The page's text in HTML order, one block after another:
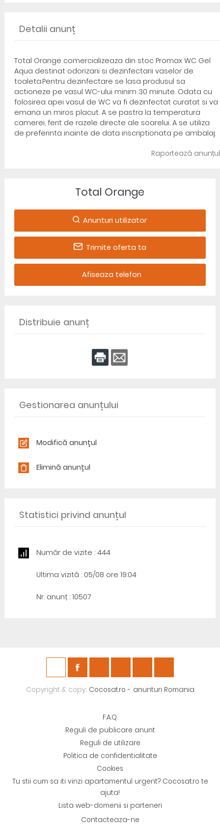
Detalii anunț
Total Orange comercializeaza din stoc Promax WC Gel
Aqua destinat odorizarii si dezinfectarii vaselor de
toaleta.Pentru dezinfectare se lasa produsul sa
actioneze pe vasul WC-ului minim 30 minute. Odata cu
folosirea apei vasul de WC va fi dezinfectat curatat si va
emana un miros placut. A se pastra la temperatura
camerei, ferit de razele directe ale soarelui. A se utiliza
de preferinta inainte de data inscriptionata pe ambalaj.
Raportează anunțul
Total Orange
Anunturi utilizator
Trimite oferta ta
Afiseaza telefon
Distribuie anunț
Gestionarea anunțului
Modifică anunțul
Elimină anunțul
Statistici privind anunțul
Număr de vizite : 444
Ultima vizită : 05/08 ore 19:04
Nr. anunț : 10507
Copyright & copy; Cocosat.ro - anunturi Romania
F.A.Q.
Reguli de publicare anunt
Reguli de utilizare
Politica de confidentialitate
Cookies
Tu stii cum sa iti vinzi apartamentul urgent? Cocosat.ro te
ajuta!
Lista web-domenii si parteneri
Contacteaza-ne